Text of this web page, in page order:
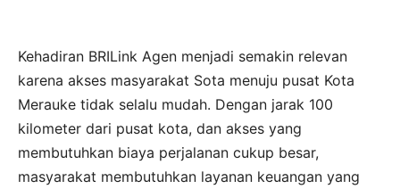
Kehadiran BRILink Agen menjadi semakin relevan
karena akses masyarakat Sota menuju pusat Kota
Merauke tidak selalu mudah. Dengan jarak 100
kilometer dari pusat kota, dan akses yang
membutuhkan biaya perjalanan cukup besar,
masyarakat membutuhkan layanan keuangan yang